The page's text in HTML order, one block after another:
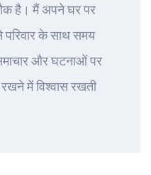
है। मैं अपने घर पर
के साथ समय
और घटनाओं पर
में विश्वास रखती